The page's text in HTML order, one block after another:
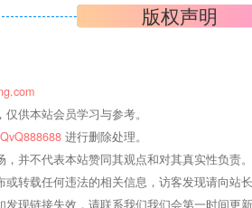
版权声明
供本站会员学习与参考。
QvQ888688 进行删除处理。
并不代表本站赞同其观点和对其真实性负责。
转载任何违法的相关信息，访客发现请向站
现链接失效，请联系我们我们会第一时间更新